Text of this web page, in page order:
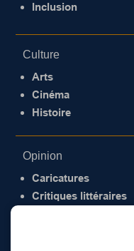
Inclusion
Culture
Arts
Cinéma
Histoire
Opinion
Caricatures
Critiques littéraires